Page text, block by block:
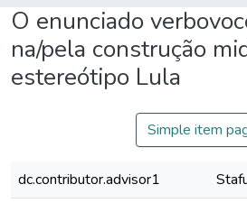
O enunciado
na/pela construção
estereótipo Lula
Simple item
dc.contributor.advisor1